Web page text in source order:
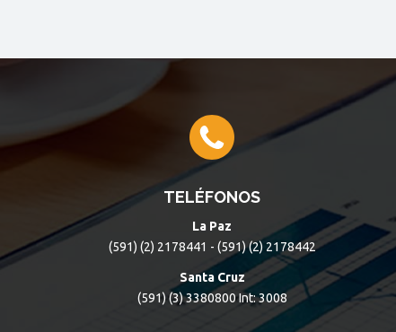
TELÉFONOS
La Paz
(591) (2) 2178441 - (591) (2) 2178442
Santa Cruz
(591) (3) 3380800 Int: 3008